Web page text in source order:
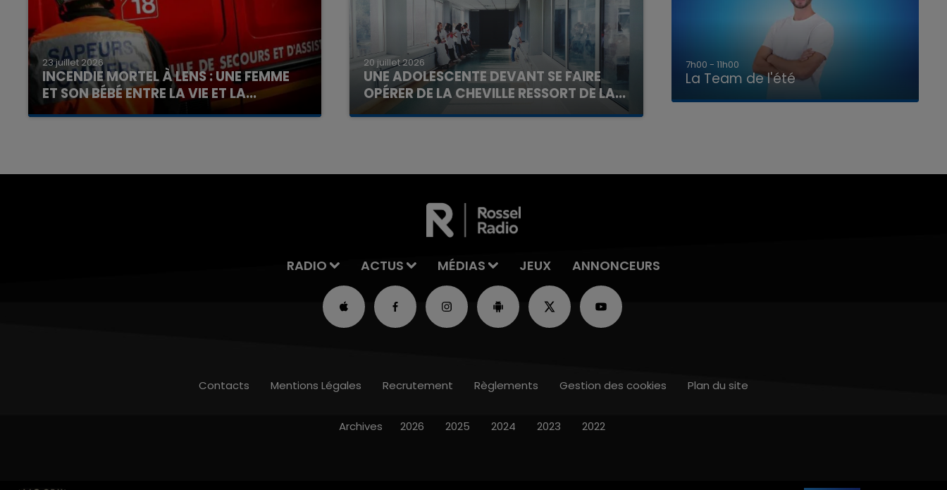
23 juillet 2026
INCENDIE MORTEL À LENS : UNE FEMME
ET SON BÉBÉ ENTRE LA VIE ET LA...
Un homme s'est immolé par le feu après avoir
20 juillet 2026
UNE ADOLESCENTE DEVANT SE FAIRE
OPÉRER DE LA CHEVILLE RESSORT DE LA...
La famille a porté plainte contre la clinique qui a
7h00 - 11h00
La Team de l'été
7h00 - 11h00
La Team de l'été
RADIO ACTUS MÉDIAS JEUX ANNONCEURS
Contacts Mentions Légales Recrutement Règlements Gestion des cookies Plan du site
Archives 2026 2025 2024 2023 2022